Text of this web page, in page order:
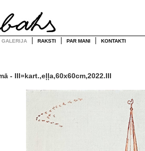
GALERIJA RAKSTI PAR MANI KONTAKTI
- III»kart.,eļļa,60x60cm,2022.III